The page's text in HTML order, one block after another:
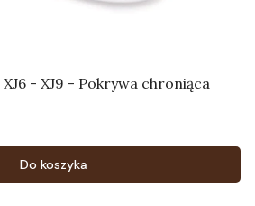
- XJ9 - Pokrywa chroniąca
Do koszyka